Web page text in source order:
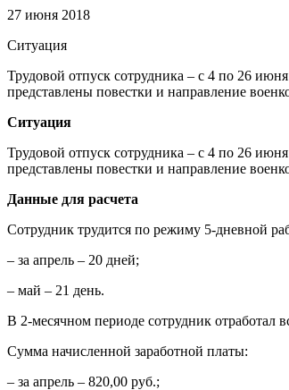
27 июня 2018
Ситуация
Трудовой отпуск сотрудника – с 4 по 26
представлены повестки и направление
Ситуация
Трудовой отпуск сотрудника – с 4 по 26
представлены повестки и направление
Данные для расчета
Сотрудник трудится по режиму 5-дневной
– за апрель – 20 дней;
– май – 21 день.
В 2-месячном периоде сотрудник отработал
Сумма начисленной заработной платы:
– за апрель – 820,00 руб.;